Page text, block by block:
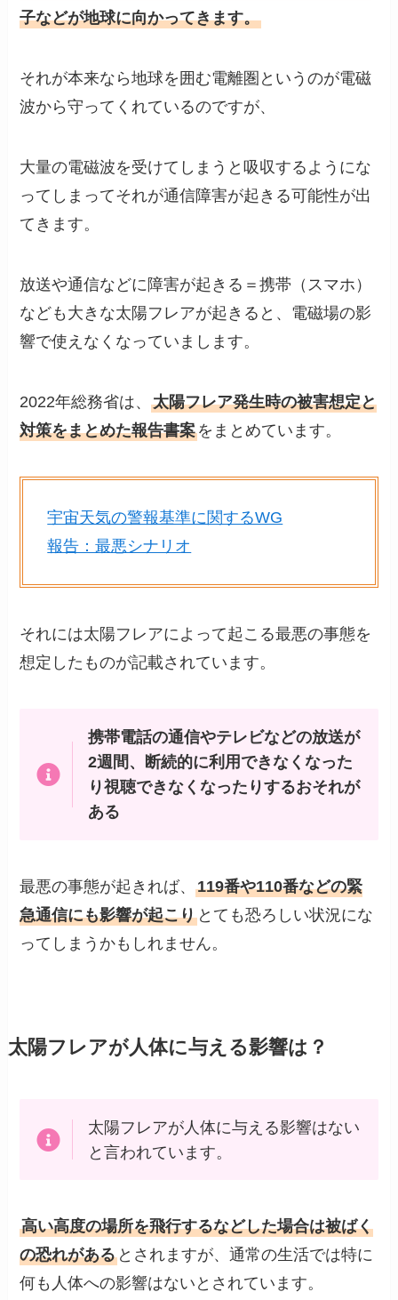
子などが地球に向かってきます。
それが本来なら地球を囲む電離圏というのが電磁
波から守ってくれているのですが、
大量の電磁波を受けてしまうと吸収するようにな
ってしまってそれが通信障害が起きる可能性が出
てきます。
放送や通信などに障害が起きる＝携帯（スマホ）
なども大きな太陽フレアが起きると、電磁場の影
響で使えなくなっていまします。
2022年総務省は、太陽フレア発生時の被害想定と
対策をまとめた報告書案をまとめています。
宇宙天気の警報基準に関するWG
報告：最悪シナリオ
それには太陽フレアによって起こる最悪の事態を
想定したものが記載されています。
携帯電話の通信やテレビなどの放送が
2週間、断続的に利用できなくなった
り視聴できなくなったりするおそれが
ある
最悪の事態が起きれば、119番や110番などの緊
急通信にも影響が起こり とても恐ろしい状況にな
ってしまうかもしれません。
太陽フレアが人体に与える影響は？
太陽フレアが人体に与える影響はない
と言われています。
高い高度の場所を飛行するなどした場合は被ばく
の恐れがある とされますが、通常の生活では特に
何も人体への影響はないとされています。